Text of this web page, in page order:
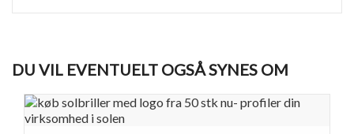
DU VIL EVENTUELT OGSÅ SYNES OM